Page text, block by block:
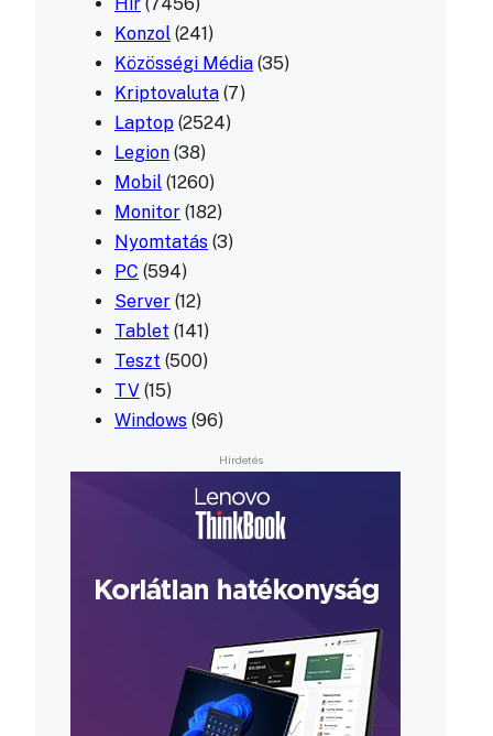
Konzol (241)
Közösségi Média (35)
Kriptovaluta (7)
Laptop (2524)
Legion (38)
Mobil (1260)
Monitor (182)
Nyomtatás (3)
PC (594)
Server (12)
Tablet (141)
Teszt (500)
TV (15)
Windows (96)